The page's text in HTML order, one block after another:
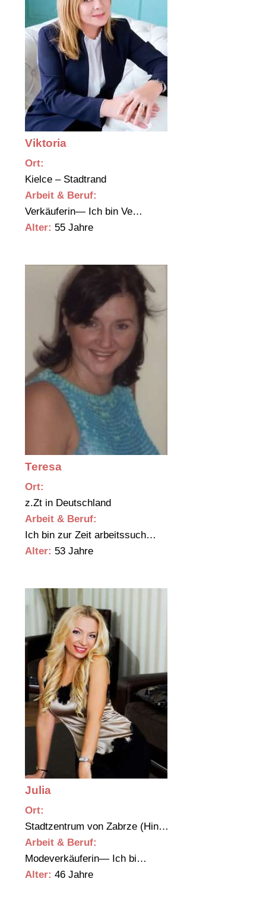
Viktoria
Ort:
Kielce – Stadtrand
Arbeit & Beruf:
Verkäuferin— Ich bin Ve…
Alter: 55 Jahre
Teresa
Ort:
z.Zt in Deutschland
Arbeit & Beruf:
Ich bin zur Zeit arbeitssuch…
Alter: 53 Jahre
Julia
Ort:
Stadtzentrum von Zabrze (Hin…
Arbeit & Beruf:
Modeverkäuferin— Ich bi…
Alter: 46 Jahre